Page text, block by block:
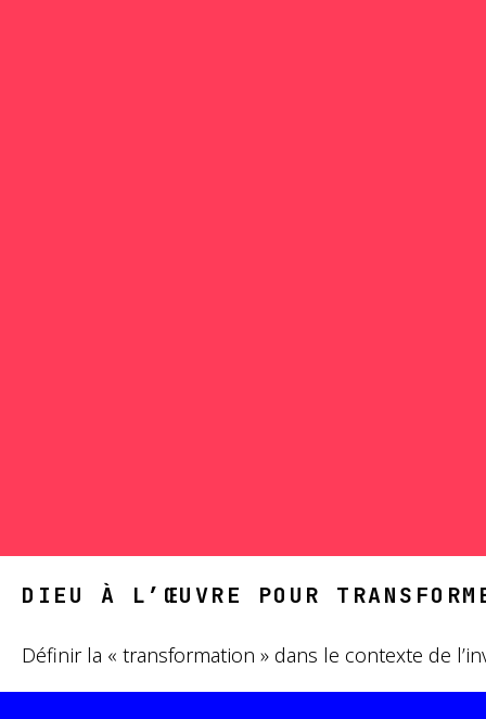
DIEU À L’ŒUVRE POUR
Définir la « transformation » dans le contexte de